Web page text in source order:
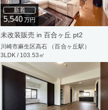
新着
5,540万円
未改装販売 in 百合ヶ丘 pt2
川崎市麻生区高石 （百合ヶ丘駅）
3LDK / 103.53㎡